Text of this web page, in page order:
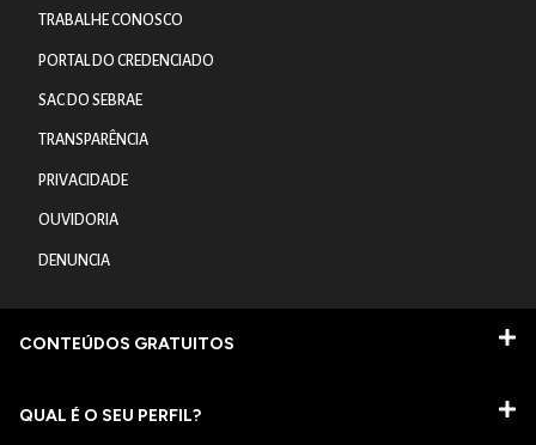
TRABALHE CONOSCO
PORTAL DO CREDENCIADO
SAC DO SEBRAE
TRANSPARÊNCIA
PRIVACIDADE
OUVIDORIA
DENUNCIA
CONTEÚDOS GRATUITOS
QUAL É O SEU PERFIL?